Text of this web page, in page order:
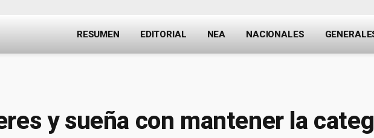
RESUMEN EDITORIAL NEA NACIONALES
y sueña con mantener la